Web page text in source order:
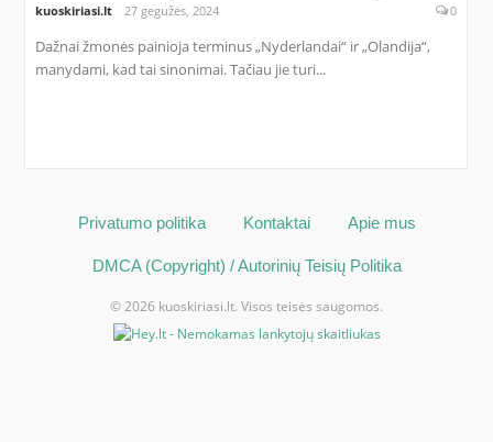
kuoskiriasi.lt 27 gegužės, 2024 0
Dažnai žmonės painioja terminus „Nyderlandai“ ir „Olandija“,
manydami, kad tai sinonimai. Tačiau jie turi...
Privatumo politika Kontaktai Apie mus
DMCA (Copyright) / Autorinių Teisių Politika
© 2026 kuoskiriasi.lt. Visos teisės saugomos.